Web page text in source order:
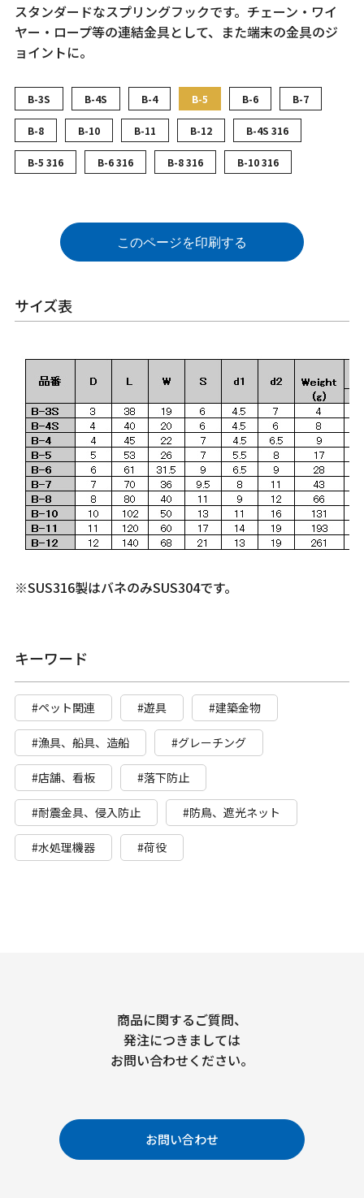
スタンダードなスプリングフックです。チェーン・ワイ
ヤー・ロープ等の連結金具として、また端末の金具のジ
ョイントに。
B-3S B-4S B-4 B-5 B-6 B-7
B-8 B-10 B-11 B-12 B-4S 316
B-5 316 B-6 316 B-8 316 B-10 316
このページを印刷する
サイズ表
※SUS316製はバネのみSUS304です。
キーワード
#ペット関連 #遊具 #建築金物
#漁具、船具、造船 #グレーチング
#店舗、看板 #落下防止
#耐震金具、侵入防止 #防鳥、遮光ネット
#水処理機器 #荷役
商品に関するご質問、
発注につきましては
お問い合わせください。
お問い合わせ